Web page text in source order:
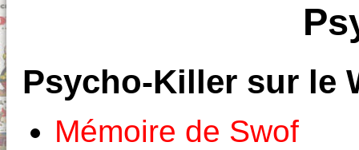
Psycho-Killer sur le
Mémoire de Swof